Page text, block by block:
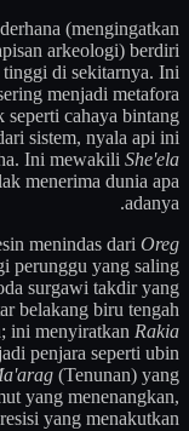
(mengingatkan
arkeologi) berdiri
tinggi di sekitarnya. Ini
menjadi metafora
seperti cahaya bintang
sistem, nyala api ini
Ini mewakili She'ela
menerima dunia apa
adanya.
menindas dari Oreg
perunggu yang saling
surgawi takdir yang
belakang biru tengah
ini menyiratkan Rakia
penjara seperti ubin
(Tenunan) yang
yang menenangkan,
yang menakutkan.